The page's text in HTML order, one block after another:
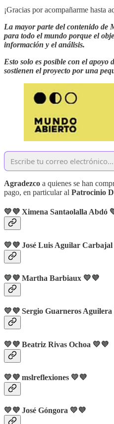
¡Gracias por acompañarme hasta
La mayor parte del contenido de
para todo el mundo porque el
información y el análisis.
Esto solo es posible con el apoyo
sostienen el proyecto por una
Agradezco a quienes se han
pago, en particular al Patrocinio
💛💜 Ximena Santaolalla Abdó
💛💜 José Luis Aguilar
💛💜 Martha Barbiaux 💛💜
💛💜 Sergio Guarneros
💛💜 Beatriz Rivas Ochoa 💛💜
💛💜 mslreflexiones 💛💜
💛💜 José Góngora 💛💜